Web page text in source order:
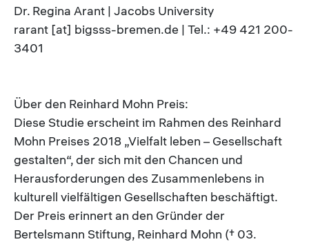
Dr. Regina Arant | Jacobs University
rarant [at] bigsss-bremen.de | Tel.: +49 421 200-
3401
Über den Reinhard Mohn Preis:
Diese Studie erscheint im Rahmen des Reinhard
Mohn Preises 2018 „Vielfalt leben – Gesellschaft
gestalten“, der sich mit den Chancen und
Herausforderungen des Zusammenlebens in
kulturell vielfältigen Gesellschaften beschäftigt.
Der Preis erinnert an den Gründer der
Bertelsmann Stiftung, Reinhard Mohn († 03.